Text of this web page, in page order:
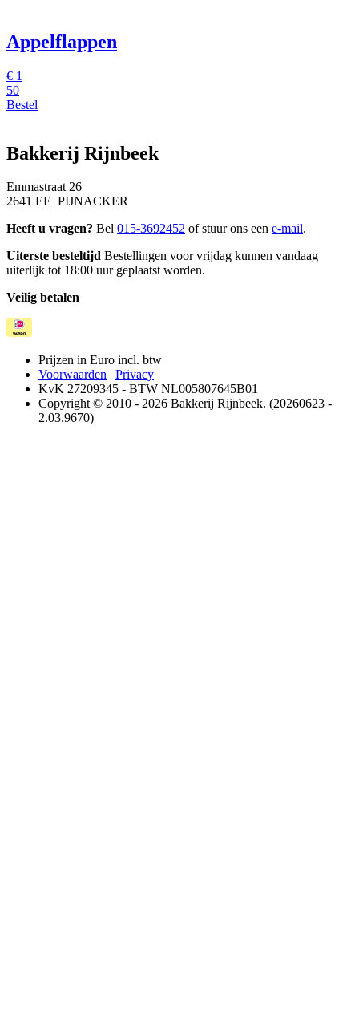
Appelflappen
€ 1
50
Bestel
Bakkerij Rijnbeek
Emmastraat 26
2641 EE PIJNACKER
Heeft u vragen? Bel 015-3692452 of stuur ons een e-mail.
Uiterste besteltijd Bestellingen voor vrijdag kunnen vandaag
uiterlijk tot 18:00 uur geplaatst worden.
Veilig betalen
Prijzen in Euro incl. btw
Voorwaarden | Privacy
KvK 27209345 - BTW NL005807645B01
Copyright © 2010 - 2026 Bakkerij Rijnbeek. (20260623 -
2.03.9670)